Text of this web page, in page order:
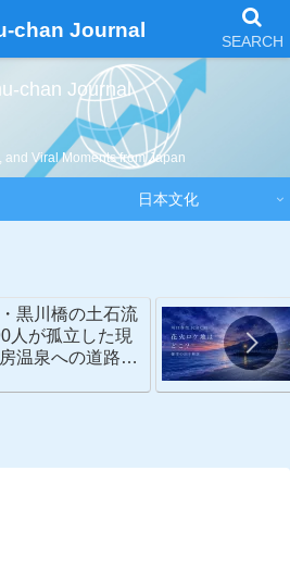
chan Journal
and Viral Moments from Japan
日本文化
黒川橋の土石流
人が孤立した現
温泉への道路を
chan Journal